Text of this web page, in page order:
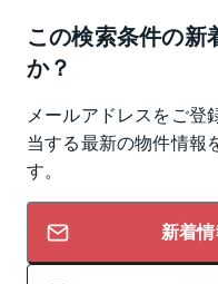
この検索条件の新
か？
メールアドレスをご登
当する最新の物件情報
す。
新着